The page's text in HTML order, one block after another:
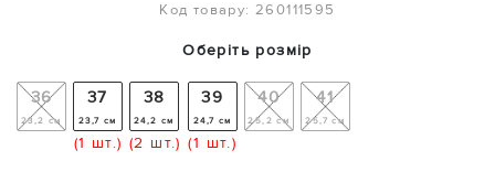
Код товару: 260111595
Оберіть розмір
36
23,2 см
37
23,7 см
(1 шт.)
38
24,2 см
(2 шт.)
39
24,7 см
(1 шт.)
40
25,2 см
41
25,7 см